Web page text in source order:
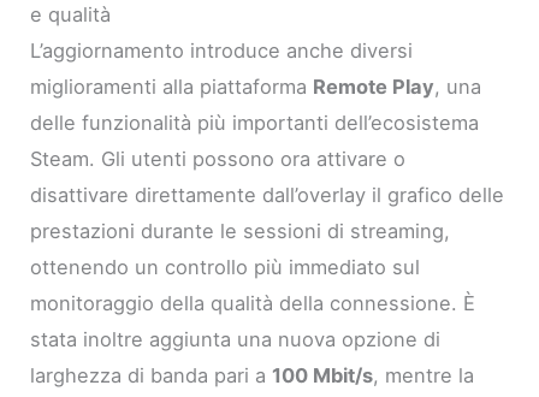
e qualità
L’aggiornamento introduce anche diversi
miglioramenti alla piattaforma Remote Play, una
delle funzionalità più importanti dell’ecosistema
Steam. Gli utenti possono ora attivare o
disattivare direttamente dall’overlay il grafico delle
prestazioni durante le sessioni di streaming,
ottenendo un controllo più immediato sul
monitoraggio della qualità della connessione. È
stata inoltre aggiunta una nuova opzione di
larghezza di banda pari a 100 Mbit/s, mentre la